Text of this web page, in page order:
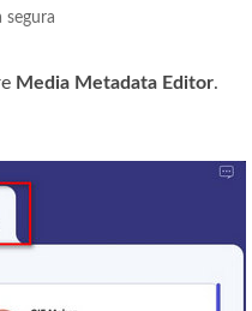
segura
Media Metadata Editor.